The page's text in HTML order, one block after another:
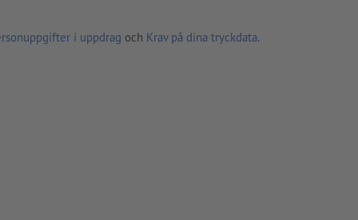
i uppdrag och Krav på dina tryckdata.